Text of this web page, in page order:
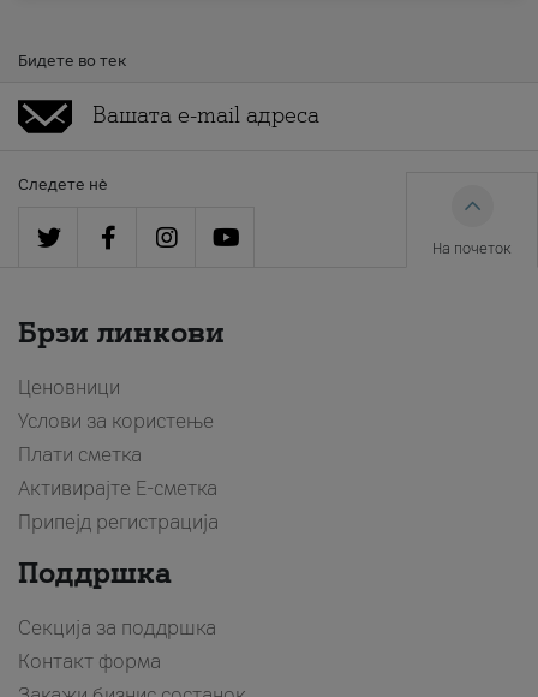
Бидете во тек
Следете нè
На почеток
Брзи линкови
Ценовници
Услови за користење
Плати сметка
Активирајте Е-сметка
Припејд регистрација
Поддршка
Секција за поддршка
Контакт форма